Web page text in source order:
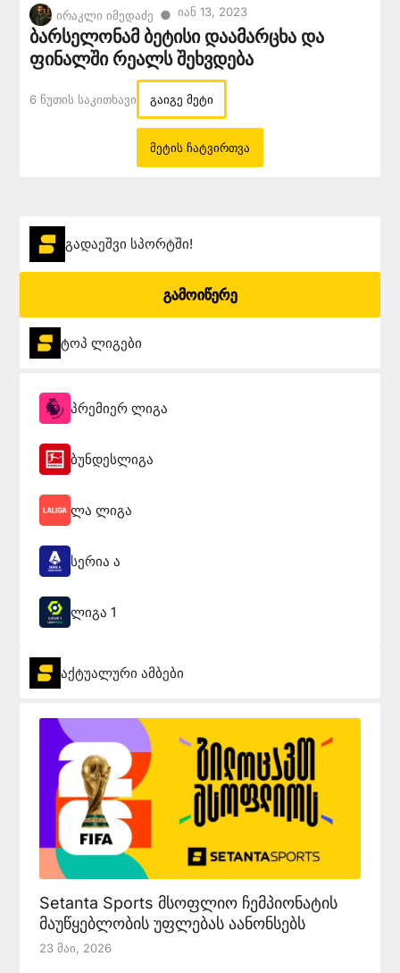
ირაკლი იმედაძე ● Იან 13, 2023
ბარსელონამ ბეტისი დაამარცხა და
ფინალში რეალს შეხვდება
6 Წუთის Საკითხავი გაიგე მეტი
მეტის ჩატვირთვა
გადაეშვი სპორტში!
გამოიწერე
ტოპ ლიგები
პრემიერ ლიგა
ბუნდესლიგა
ლა ლიგა
სერია ა
ლიგა 1
აქტუალური ამბები
Setanta Sports მსოფლიო ჩემპიონატის
მაუწყებლობის უფლებას აანონსებს
23 Მაი, 2026